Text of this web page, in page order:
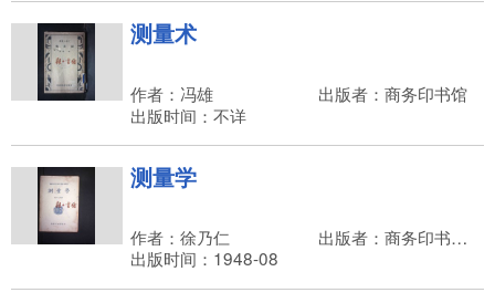
测量术
作者：冯雄
出版者：商务印书馆
出版时间：不详
测量学
作者：徐乃仁
出版者：商务印书馆，朱经农
出版时间：1948-08